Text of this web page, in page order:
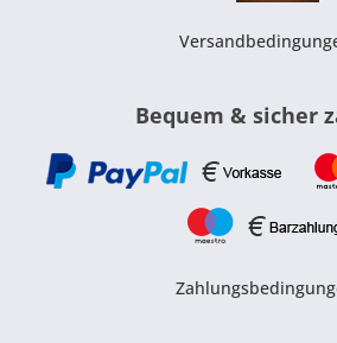
Bequem & sicher